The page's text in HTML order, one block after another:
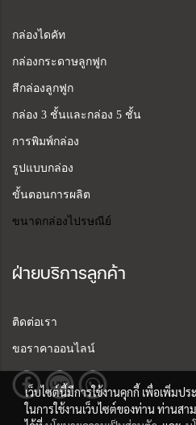
กล่องไดคัท
กล่องกระดาษลูกฟูก
สีกล่องลูกฟูก
กล่อง 3 ชั้นและกล่อง 5 ชั้น
การพิมพ์กล่อง
รูปแบบกล่อง
ขั้นตอนการผลิต
ขนาดกล่องไปรษณีย์
ฝ่ายบริการลูกค้า
ติดต่อเรา
ขอราคาออนไลน์
เว็บไซต์นี้มีการใช้งานคุกกี้ เพื่อเพิ่ม
ในการใช้งานเว็บไซต์ของท่าน ท่านสา